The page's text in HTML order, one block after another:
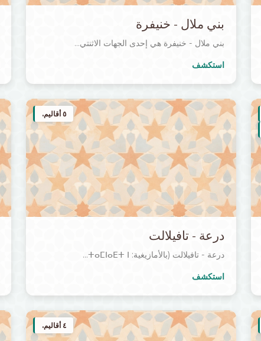
بني ملال - خنيفرة
بني ملال - خنيفرة هي إحدى الجهات الاثنتي...
استكشف
٥ أقاليم.
درعة - تافيلالت
درعة - تافيلالت (بالأمازيغية: ⵜⴰⵎⵏⴰⴹⵜ ⵏ...
استكشف
٤ أقاليم.